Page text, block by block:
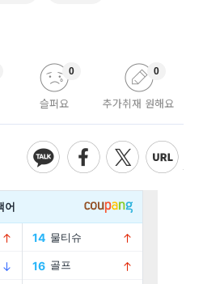
슬퍼요
0
추가취재 원해요
0